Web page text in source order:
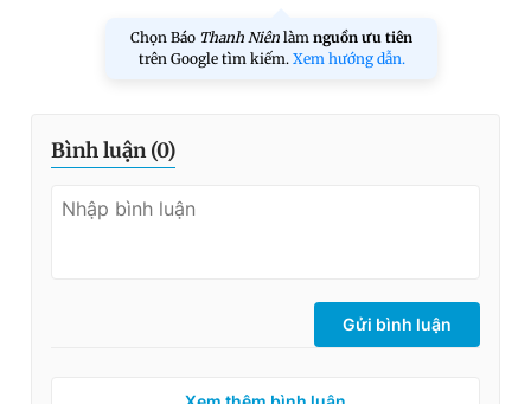
Chọn Báo Thanh Niên làm nguồn ưu tiên
trên Google tìm kiếm. Xem hướng dẫn.
Bình luận (0)
Gửi bình luận